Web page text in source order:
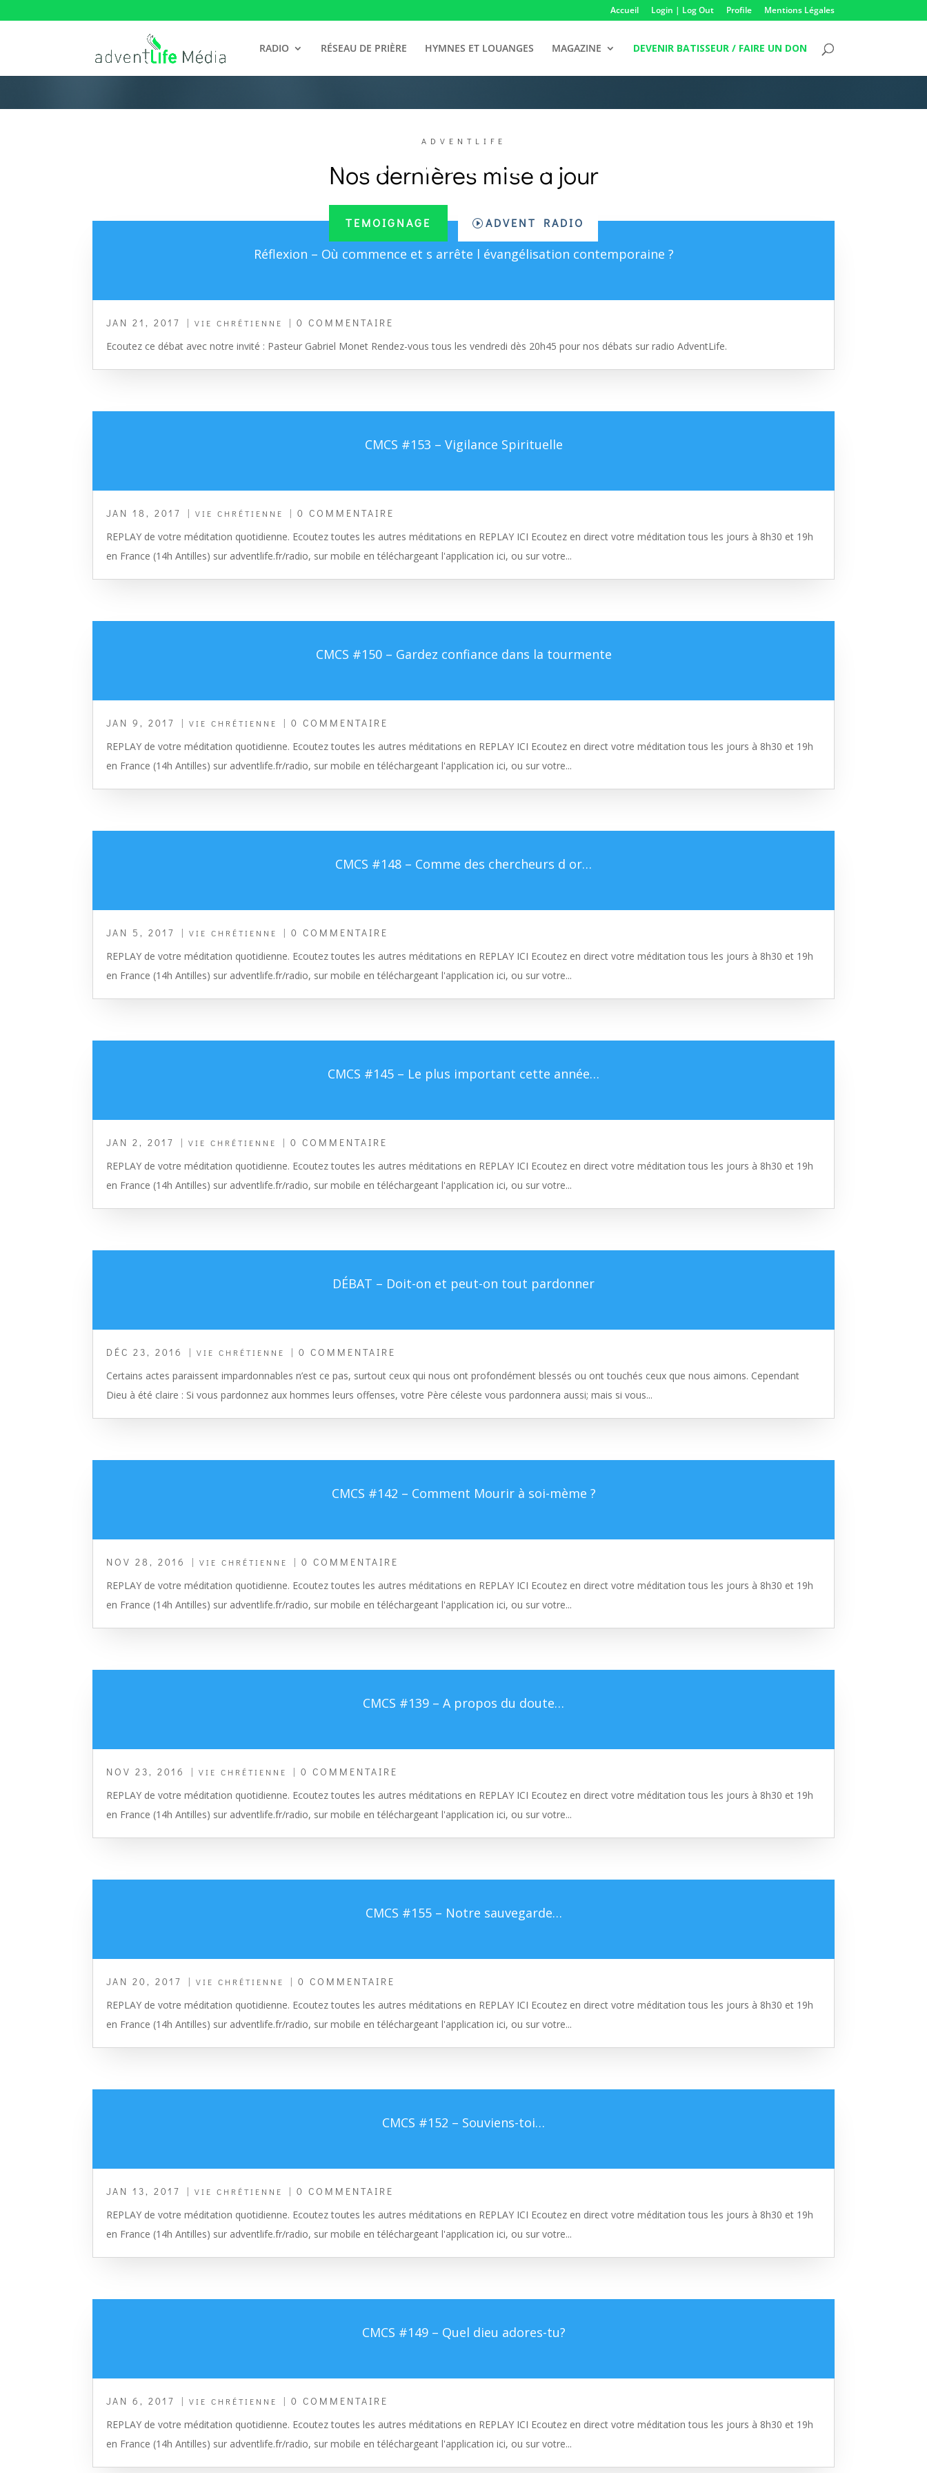
Accueil Login | Log Out Profile Mentions Légales
RADIO RÉSEAU DE PRIÈRE HYMNES ET LOUANGES MAGAZINE DEVENIR BATISSEUR / FAIRE UN DON
Vie Chrétienne
TEMOIGNAGE ADVENT RADIO
ADVENTLIFE
Nos dernières mise a jour
Réflexion – Où commence et s arrête l évangélisation contemporaine ?
JAN 21, 2017 |VIE CHRÉTIENNE
| 0 COMMENTAIRE
Ecoutez ce débat avec notre invité : Pasteur Gabriel Monet Rendez-vous tous les vendredi dès 20h45 pour nos débats sur radio AdventLife.
CMCS #153 – Vigilance Spirituelle
JAN 18, 2017 |VIE CHRÉTIENNE
| 0 COMMENTAIRE
REPLAY de votre méditation quotidienne. Ecoutez toutes les autres méditations en REPLAY ICI Ecoutez en direct votre méditation tous les jours à 8h30 et 19h
en France (14h Antilles) sur adventlife.fr/radio, sur mobile en téléchargeant l'application ici, ou sur votre...
CMCS #150 – Gardez confiance dans la tourmente
JAN 9, 2017 |VIE CHRÉTIENNE
| 0 COMMENTAIRE
REPLAY de votre méditation quotidienne. Ecoutez toutes les autres méditations en REPLAY ICI Ecoutez en direct votre méditation tous les jours à 8h30 et 19h
en France (14h Antilles) sur adventlife.fr/radio, sur mobile en téléchargeant l'application ici, ou sur votre...
CMCS #148 – Comme des chercheurs d or…
JAN 5, 2017 |VIE CHRÉTIENNE
| 0 COMMENTAIRE
REPLAY de votre méditation quotidienne. Ecoutez toutes les autres méditations en REPLAY ICI Ecoutez en direct votre méditation tous les jours à 8h30 et 19h
en France (14h Antilles) sur adventlife.fr/radio, sur mobile en téléchargeant l'application ici, ou sur votre...
CMCS #145 – Le plus important cette année…
JAN 2, 2017 |VIE CHRÉTIENNE
| 0 COMMENTAIRE
REPLAY de votre méditation quotidienne. Ecoutez toutes les autres méditations en REPLAY ICI Ecoutez en direct votre méditation tous les jours à 8h30 et 19h
en France (14h Antilles) sur adventlife.fr/radio, sur mobile en téléchargeant l'application ici, ou sur votre...
DÉBAT – Doit-on et peut-on tout pardonner
DÉC 23, 2016 |VIE CHRÉTIENNE
| 0 COMMENTAIRE
Certains actes paraissent impardonnables n’est ce pas, surtout ceux qui nous ont profondément blessés ou ont touchés ceux que nous aimons. Cependant
Dieu à été claire : Si vous pardonnez aux hommes leurs offenses, votre Père céleste vous pardonnera aussi; mais si vous...
CMCS #142 – Comment Mourir à soi-mème ?
NOV 28, 2016 |VIE CHRÉTIENNE
| 0 COMMENTAIRE
REPLAY de votre méditation quotidienne. Ecoutez toutes les autres méditations en REPLAY ICI Ecoutez en direct votre méditation tous les jours à 8h30 et 19h
en France (14h Antilles) sur adventlife.fr/radio, sur mobile en téléchargeant l'application ici, ou sur votre...
CMCS #139 – A propos du doute…
NOV 23, 2016 |VIE CHRÉTIENNE
| 0 COMMENTAIRE
REPLAY de votre méditation quotidienne. Ecoutez toutes les autres méditations en REPLAY ICI Ecoutez en direct votre méditation tous les jours à 8h30 et 19h
en France (14h Antilles) sur adventlife.fr/radio, sur mobile en téléchargeant l'application ici, ou sur votre...
CMCS #155 – Notre sauvegarde…
JAN 20, 2017 |VIE CHRÉTIENNE
| 0 COMMENTAIRE
REPLAY de votre méditation quotidienne. Ecoutez toutes les autres méditations en REPLAY ICI Ecoutez en direct votre méditation tous les jours à 8h30 et 19h
en France (14h Antilles) sur adventlife.fr/radio, sur mobile en téléchargeant l'application ici, ou sur votre...
CMCS #152 – Souviens-toi…
JAN 13, 2017 |VIE CHRÉTIENNE
| 0 COMMENTAIRE
REPLAY de votre méditation quotidienne. Ecoutez toutes les autres méditations en REPLAY ICI Ecoutez en direct votre méditation tous les jours à 8h30 et 19h
en France (14h Antilles) sur adventlife.fr/radio, sur mobile en téléchargeant l'application ici, ou sur votre...
CMCS #149 – Quel dieu adores-tu?
JAN 6, 2017 |VIE CHRÉTIENNE
| 0 COMMENTAIRE
REPLAY de votre méditation quotidienne. Ecoutez toutes les autres méditations en REPLAY ICI Ecoutez en direct votre méditation tous les jours à 8h30 et 19h
en France (14h Antilles) sur adventlife.fr/radio, sur mobile en téléchargeant l'application ici, ou sur votre...